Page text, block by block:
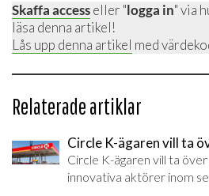
Skaffa accesseller "logga in" via
läsa denna artikel!
Lås upp denna artikel med
Relaterade artiklar
Circle K-ägaren vill ta
Circle K-ägaren vill ta
innovativa aktörer inom